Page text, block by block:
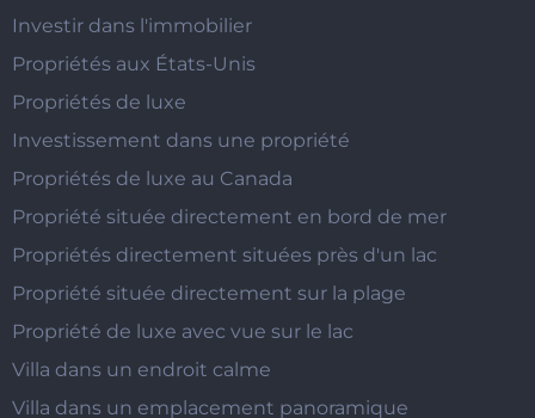
Investir dans l'immobilier
Propriétés aux États-Unis
Propriétés de luxe
Investissement dans une propriété
Propriétés de luxe au Canada
Propriété située directement en bord de mer
Propriétés directement situées près d'un lac
Propriété située directement sur la plage
Propriété de luxe avec vue sur le lac
Villa dans un endroit calme
Villa dans un emplacement panoramique